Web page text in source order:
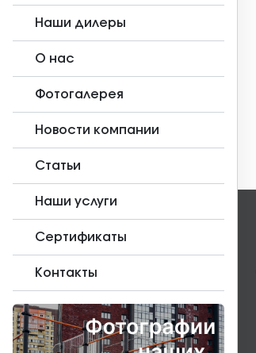
Наши дилеры
О нас
Фотогалерея
Новости компании
Статьи
Наши услуги
Сертификаты
Контакты